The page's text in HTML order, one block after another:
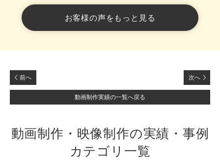
お客様の声をもっと見る
前へ 次へ
動画制作実績の一覧へ戻る
動画制作・映像制作の実績・事例
カテゴリ一覧